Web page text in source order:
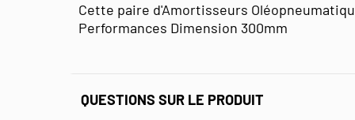
Cette paire d'Amortisseurs
Performances Dimension 300mm
QUESTIONS SUR LE PRODUIT